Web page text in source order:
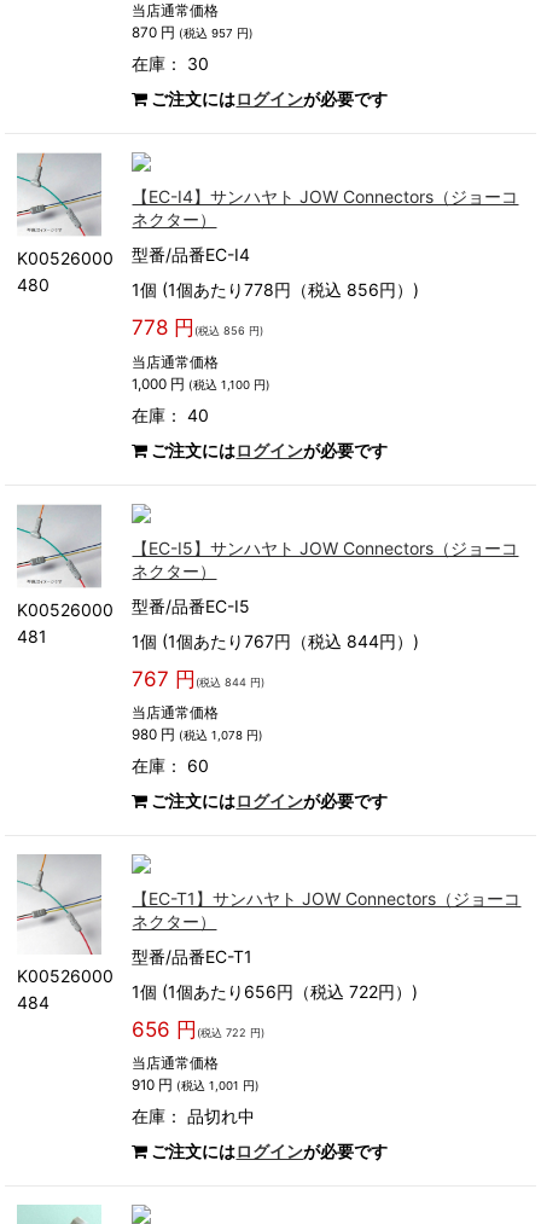
当店通常価格
870 円 (税込 957 円)
在庫： 30
ご注文にはログインが必要です
K00526000
480
【EC-I4】サンハヤト JOW Connectors（ジョーコ
ネクター）
型番/品番EC-I4
1個 (1個あたり778円（税込 856円）)
778 円 (税込 856 円)
当店通常価格
1,000 円 (税込 1,100 円)
在庫： 40
ご注文にはログインが必要です
K00526000
481
【EC-I5】サンハヤト JOW Connectors（ジョーコ
ネクター）
型番/品番EC-I5
1個 (1個あたり767円（税込 844円）)
767 円 (税込 844 円)
当店通常価格
980 円 (税込 1,078 円)
在庫： 60
ご注文にはログインが必要です
K00526000
484
【EC-T1】サンハヤト JOW Connectors（ジョーコ
ネクター）
型番/品番EC-T1
1個 (1個あたり656円（税込 722円）)
656 円 (税込 722 円)
当店通常価格
910 円 (税込 1,001 円)
在庫：品切れ中
ご注文にはログインが必要です